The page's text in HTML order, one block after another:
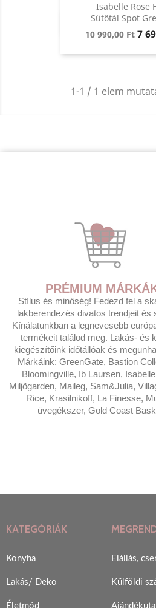
Isabelle Rose
Sütőtál Spot
Regular
10 990,00 Ft Ár
7

1-1 / 1 elem
PRÉMIUM
Stílus és minőség! Fedezd fel a
lakberendezés divatos trendjeit és
Kínálatunkban a legnevesebb
termékeit találod meg. Lakás- és
kiegészítőink időtállóak és
Márkáink: GreenGate, Bastion
Bloomingville, Ib Laursen,
Miljögarden, Maileg, Sam&Julia,
Rice, Krasilnikoff, La Finesse,
üvegékszer, Gold Coast
KATEGÓRIÁK
Konyha
Lakás/ Deko
Életmód
Elállás,
Külföldi